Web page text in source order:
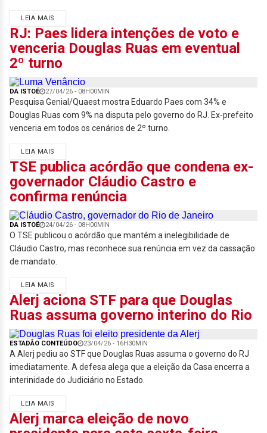
LEIA MAIS
RJ: Paes lidera intenções de voto e
venceria Douglas Ruas em eventual
2º turno
DA ISTOÉ 27/04/26 - 08H00MIN
Pesquisa Genial/Quaest mostra Eduardo Paes com 34% e
Douglas Ruas com 9% na disputa pelo governo do RJ. Ex-prefeito
venceria em todos os cenários de 2º turno.
LEIA MAIS
TSE publica acórdão que condena ex-
governador Cláudio Castro e
confirma renúncia
DA ISTOÉ 24/04/26 - 08H00MIN
O TSE publicou o acórdão que mantém a inelegibilidade de
Cláudio Castro, mas reconhece sua renúncia em vez da cassação
de mandato.
LEIA MAIS
Alerj aciona STF para que Douglas
Ruas assuma governo interino do Rio
ESTADÃO CONTEÚDO 23/04/26 - 16H30MIN
A Alerj pediu ao STF que Douglas Ruas assuma o governo do RJ
imediatamente. A defesa alega que a eleição da Casa encerra a
interinidade do Judiciário no Estado.
LEIA MAIS
Alerj marca eleição de novo